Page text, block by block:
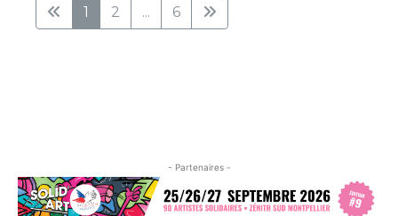
1 2 ... 6
- Partenaires -